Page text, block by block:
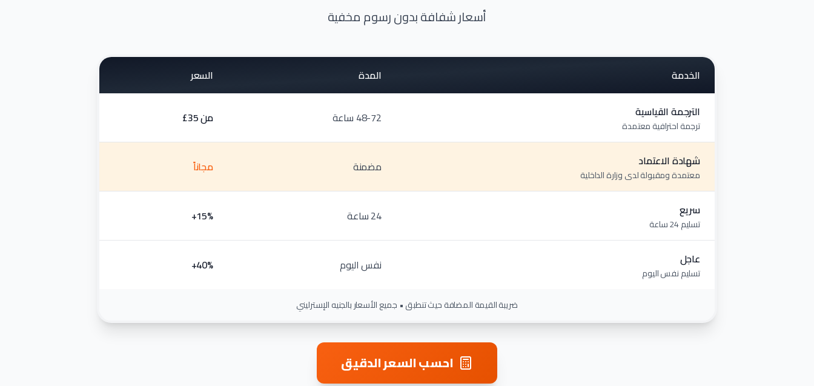
أسعار شفافة بدون رسوم مخفية
الخدمة المدة
السعر
الترجمة القياسية
ترجمة احترافية معتمدة 48-72 ساعة من ⁦£35⁩
شهادة الاعتماد
معتمدة ومقبولة لدى وزارة الداخلية مضمنة مجاناً
سريع
تسليم 24 ساعة 24 ساعة
عاجل
تسليم نفس اليوم نفس اليوم
ضريبة القيمة المضافة حيث تنطبق • جميع الأسعار بالجنيه الإسترليني
احسب السعر الدقيق